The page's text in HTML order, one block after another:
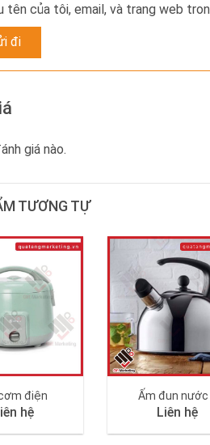
tên của tôi, email, và trang web
giá nào.
TƯƠNG TỰ
điện
hệ
Ấm đun nước
Liên hệ